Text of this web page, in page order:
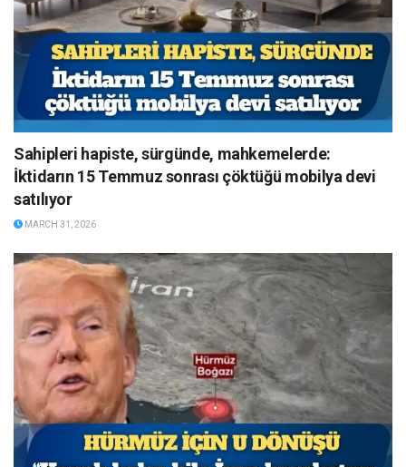
Sahipleri hapiste, sürgünde, mahkemelerde:
İktidarın 15 Temmuz sonrası çöktüğü mobilya devi
satılıyor
MARCH 31, 2026